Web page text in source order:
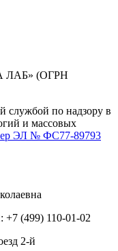
ЛАБ» (ОГРН
службой по надзору в
и массовых
ЭЛ № ФС77-89793
+7 (499) 110-01-02
2-й